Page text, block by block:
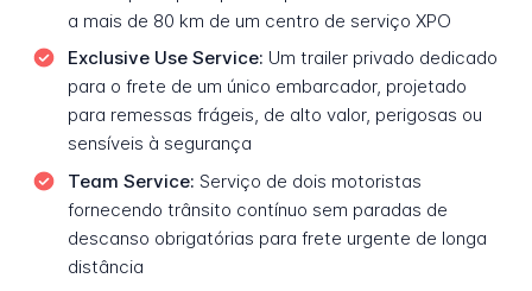
a mais de 80 km de um centro de serviço XPO
Exclusive Use Service: Um trailer privado dedicado
para o frete de um único embarcador, projetado
para remessas frágeis, de alto valor, perigosas ou
sensíveis à segurança
Team Service: Serviço de dois motoristas
fornecendo trânsito contínuo sem paradas de
descanso obrigatórias para frete urgente de longa
distância